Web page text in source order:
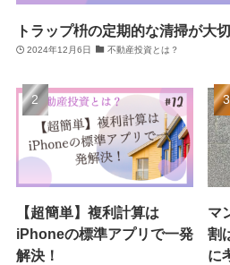
トラップ枡の定期的な清掃が大
2024年12月6日 不動産投資とは？
【超簡単】複利計算は
iPhoneの標準アプリで一発
解決！
マ
割
に